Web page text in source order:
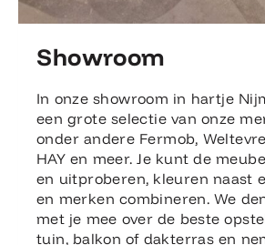
Showroom
In onze showroom in hartje
een grote selectie van onze
onder andere Fermob,
HAY en meer. Je kunt de
en uitproberen, kleuren naast
en merken combineren. We
met je mee over de beste
tuin, balkon of dakterras en